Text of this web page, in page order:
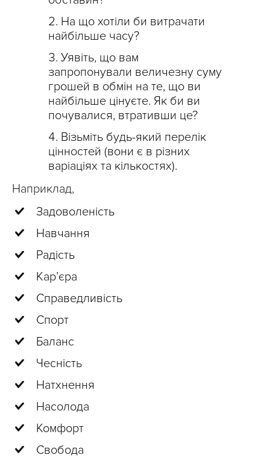
На що хотіли би витрачати
найбільше часу?
Уявіть, що вам
запропонували величезну суму
грошей в обмін на те, що ви
найбільше цінуєте. Як би ви
почувалися, втративши це?
Візьміть будь-який перелік
цінностей (вони є в різних
варіаціях та кількостях).
Наприклад,
Задоволеність
Навчання
Радість
Кар’єра
Справедливість
Спорт
Баланс
Чесність
Натхнення
Насолода
Комфорт
Свобода